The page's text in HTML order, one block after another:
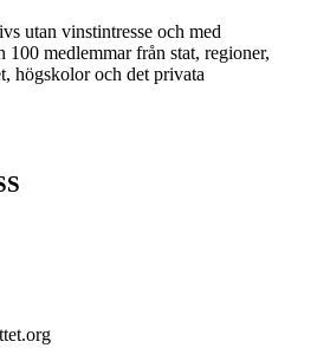
utan vinst­intresse och med
100 medlemmar från stat, regioner,
högskolor och det privata